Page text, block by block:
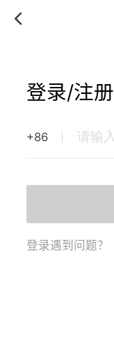
登录/注册
+86
登录遇到问题？